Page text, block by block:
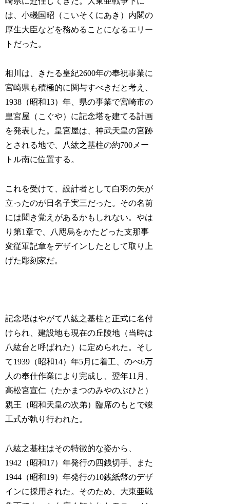
は、小磯国昭（こいそくにあき）内閣の
厚生大臣などを務めることになるエリー
トだった。
相川は、きたる皇紀2600年の奉祝事業に
宮崎県も積極的に関与すべきだと考え、
1938（昭和13）年、県の事業で宮崎市の
皇宮屋（こぐや）に記念塔を建てる計画
を発表した。皇宮屋は、神武天皇の宮跡
とされる地で、八紘之基柱の約700メー
トル南に位置する。
これを受けて、設計者として白羽の矢が
立ったのが日名子実三だった。その名前
には聞き覚えがあるかもしれない。やは
り第1章で、八咫烏をかたどった支那事
変従軍記章をデザインしたとして取り上
げた彫刻家だ。
記念塔はやがて八紘之基柱と正式に名付
けられ、建設地も現在の丘陵地（当時は
八紘台と呼ばれた）に定められた。そし
て1939（昭和14）年5月に着工、のべ6万
人の奉仕作業により完成し、翌年11月、
高松宮宣仁（たかまつのみやのぶひと）
親王（昭和天皇の次弟）臨席のもとで竣
工式が執り行われた。
八紘之基柱はその特徴的な姿から、
1942（昭和17）年発行の四銭切手、また
1944（昭和19）年発行の10銭紙幣のデザ
インに採用された。そのため、大東亜戦